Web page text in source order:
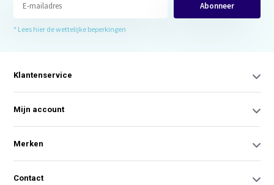
Abonneer
* Lees hier de wettelijke beperkingen
Klantenservice
Mijn account
Merken
Contact